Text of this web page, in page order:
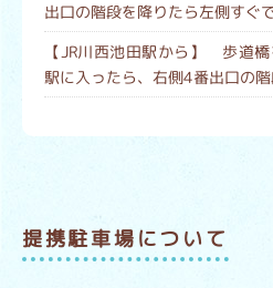
出口の階段を降りたら左側すぐ
【JR川西池田駅から】 歩道
駅に入ったら、右側4番出口の
提携駐車場について